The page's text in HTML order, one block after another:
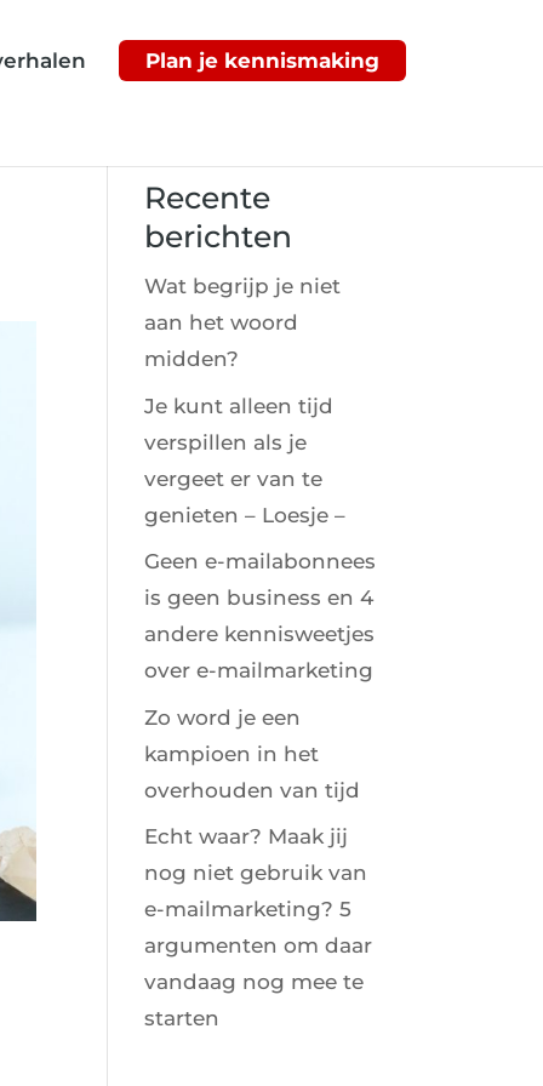
Plan je kennismaking
Recente
berichten
Wat begrijp je niet
aan het woord
midden?
Je kunt alleen tijd
verspillen als je
vergeet er van te
genieten – Loesje –
Geen e-mailabonnees
is geen business en 4
andere kennisweetjes
over e-mailmarketing
Zo word je een
kampioen in het
overhouden van tijd
Echt waar? Maak jij
nog niet gebruik van
e-mailmarketing? 5
argumenten om daar
vandaag nog mee te
starten